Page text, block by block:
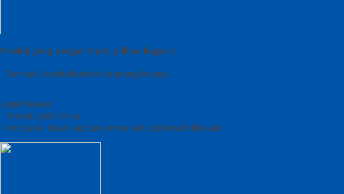
Produk yang sangat tepat, pilihan bagus..!
Berhasil ditambahkan ke keranjang belanja
Lanjut Belanja
Produk Quick Order
Pemesanan dapat langsung menghubungi kontak dibawah: